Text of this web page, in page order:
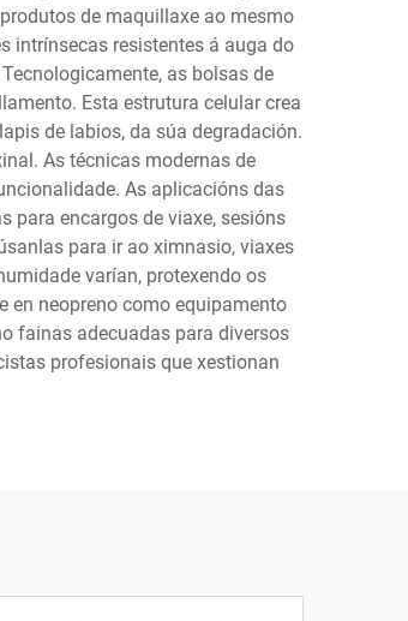
de maquillaxe ao mesmo
intrínsecas resistentes á auga do
as bolsas de
Esta estrutura celular crea
de labios, da súa degradación.
As técnicas modernas de
As aplicacións das
para encargos de viaxe, sesións
para ir ao ximnasio, viaxes
varían, protexendo os
en neopreno como equipamento
fainas adecuadas para diversos
profesionais que xestionan